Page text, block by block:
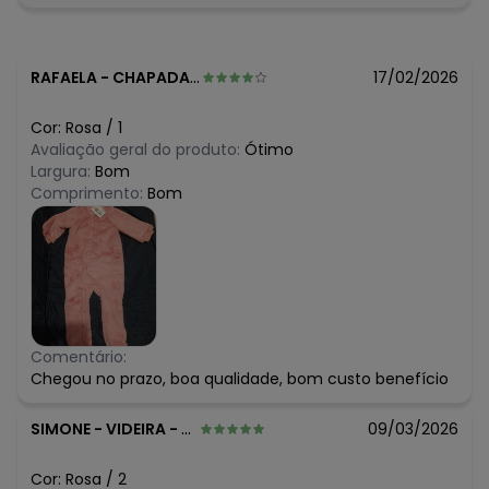
RAFAELA - CHAPADAO DO SUL - MS 17/02/2026
Cor: Rosa / 1
Avaliação geral do produto: Ótimo
Largura: Bom
Comprimento: Bom
Comentário:
Chegou no prazo, boa qualidade, bom custo benefício
SIMONE - VIDEIRA - SC 09/03/2026
Cor: Rosa / 2